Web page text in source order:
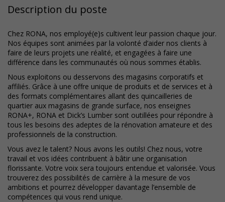
Description du poste
Chez RONA, nos employé(e)s cultivent leur passion chaque jour.
Nos équipes sont animées par la volonté d’aider nos clients à
faire de leurs projets une réalité, et engagées à faire une
différence dans les communautés où nous sommes établis.
Nous exploitons ou desservons des magasins corporatifs et
affiliés. Grâce à une offre unique de produits et de services et à
des formats complémentaires allant des quincailleries de
quartier aux magasins de grande surface, nos enseignes
RONA+, RONA et Dick’s Lumber sont outillées pour répondre à
tous les besoins des adeptes de la rénovation amateure et des
professionnels de la construction.
Vous avez le talent? Nous avons les outils! Chez nous, votre
travail et vos idées contribuent à bâtir une organisation
florissante. Votre voix sera toujours entendue et valorisée. Vous
trouverez des possibilités de carrière à la mesure de vos
ambitions et pourrez développer davantage l’ensemble de
compétences qui vous rend unique.